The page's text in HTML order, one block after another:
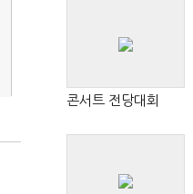
콘서트 전당대회